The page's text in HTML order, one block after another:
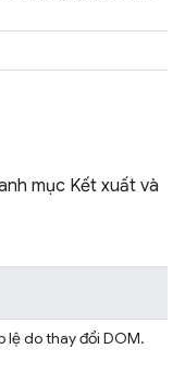
mục Kết xuất và
lệ do thay đổi DOM.